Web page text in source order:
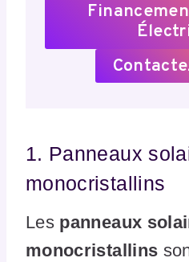
1. Panneaux
monocristallins
Les panneaux
monocristallins